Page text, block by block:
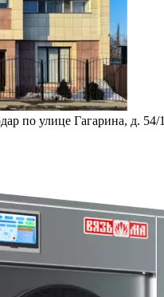
по улице Гагарина, д. 54/1